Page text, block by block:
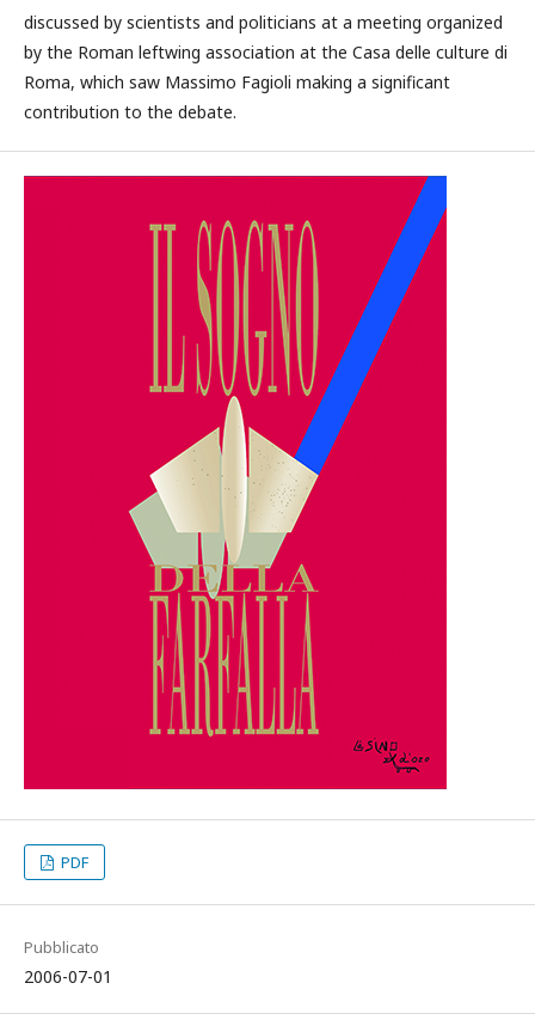
discussed by scientists and politicians at a meeting organized
by the Roman leftwing association at the Casa delle culture di
Roma, which saw Massimo Fagioli making a significant
contribution to the debate.
PDF
Pubblicato
2006-07-01